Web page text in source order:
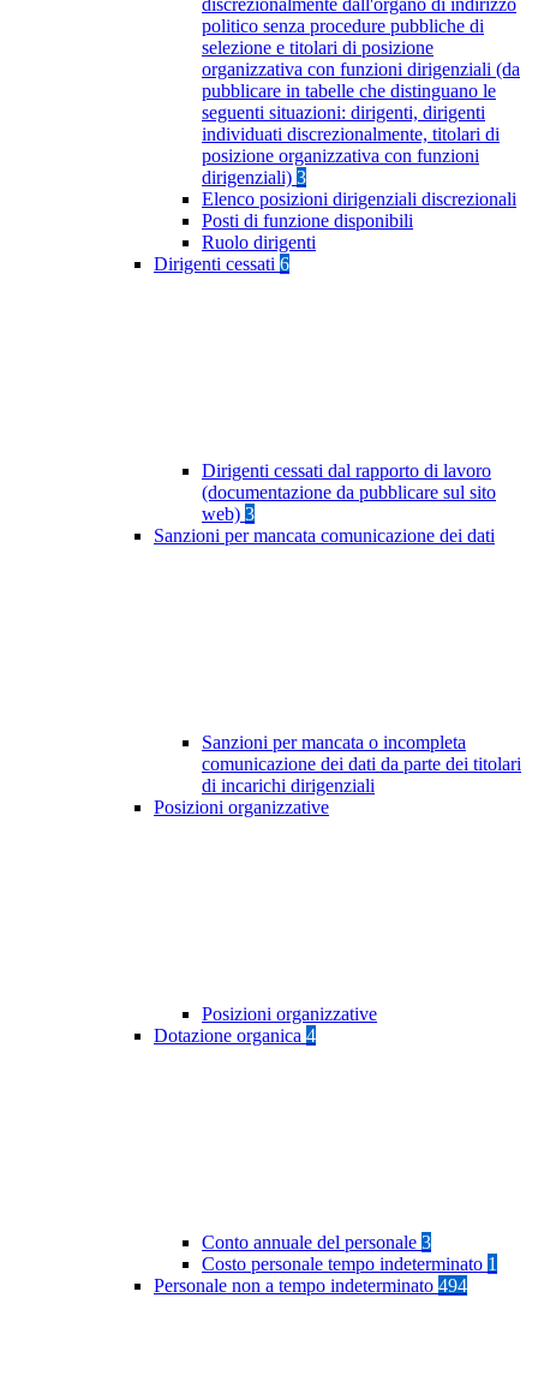
discrezionalmente dall'organo di indirizzo
politico senza procedure pubbliche di
selezione e titolari di posizione
organizzativa con funzioni dirigenziali (da
pubblicare in tabelle che distinguano le
seguenti situazioni: dirigenti, dirigenti
individuati discrezionalmente, titolari di
posizione organizzativa con funzioni
dirigenziali) 3
Elenco posizioni dirigenziali discrezionali
Posti di funzione disponibili
Ruolo dirigenti
Dirigenti cessati 6
Dirigenti cessati dal rapporto di lavoro
(documentazione da pubblicare sul sito
web) 3
Sanzioni per mancata comunicazione dei dati
Sanzioni per mancata o incompleta
comunicazione dei dati da parte dei titolari
di incarichi dirigenziali
Posizioni organizzative
Posizioni organizzative
Dotazione organica 4
Conto annuale del personale 3
Costo personale tempo indeterminato 1
Personale non a tempo indeterminato 494